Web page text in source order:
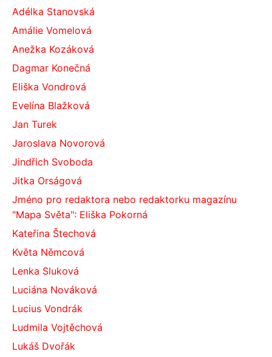
Adélka Stanovská
Amálie Vomelová
Anežka Kozáková
Dagmar Konečná
Eliška Vondrová
Evelína Blažková
Jan Turek
Jaroslava Novorová
Jindřich Svoboda
Jitka Orságová
Jméno pro redaktora nebo redaktorku magazínu
"Mapa Světa": Eliška Pokorná
Kateřina Štechová
Květa Němcová
Lenka Sluková
Luciána Nováková
Lucius Vondrák
Ludmila Vojtěchová
Lukáš Dvořák